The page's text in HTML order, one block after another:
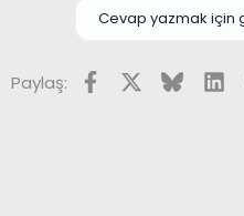
Cevap yazmak için
Paylaş: FacebookX (Twitter)
Bluesky